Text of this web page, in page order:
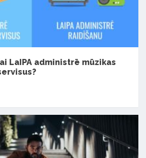
LaIPA administrē mūzikas